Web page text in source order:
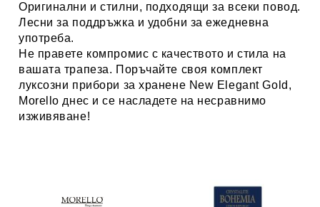
Оригинални и стилни, подходящи за всеки повод.
Лесни за поддръжка и удобни за ежедневна
употреба.
Не правете компромис с качеството и стила на
вашата трапеза. Поръчайте своя комплект
луксозни прибори за хранене New Elegant Gold,
Morello днес и се насладете на несравнимо
изживяване!